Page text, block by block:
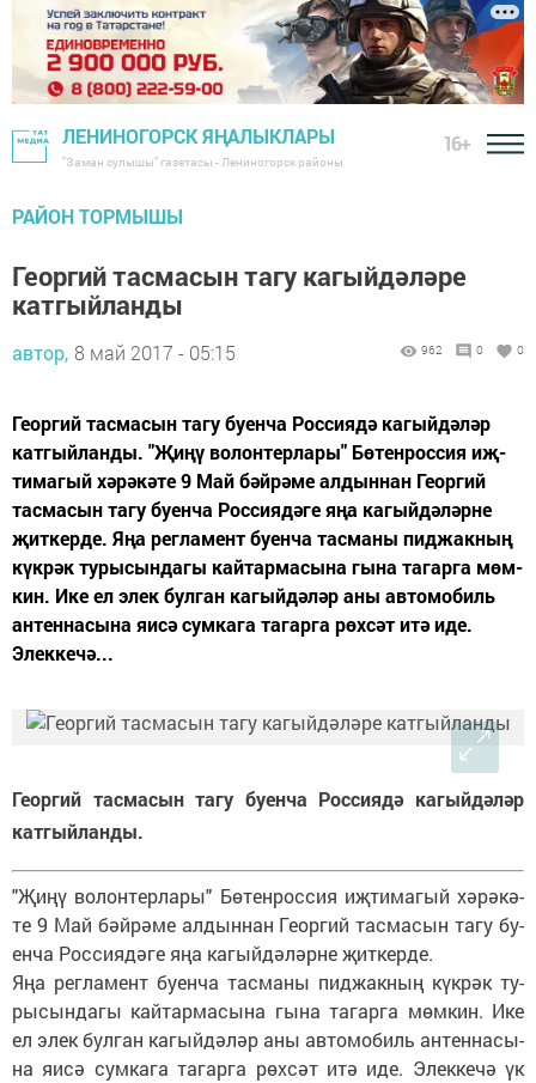
ЛЕНИНОГОРСК ЯҢАЛЫКЛАРЫ
"Заман сулышы" газетасы - Лениногорск районы
16+
РАЙОН ТОРМЫШЫ
Георгий тасмасын тагу кагыйдәләре
катгыйланды
автор, 8 май 2017 - 05:15 962 0 0
Георгий тасмасын тагу буенча Россиядә кагыйдәләр
катгыйланды. "­Җи­ңү во­лон­тер­ла­ры" Бө­тен­рос­сия иҗ­
ти­ма­гый хә­рә­кә­те 9 Май бәй­рә­ме ал­дын­нан Ге­ор­гий
тас­ма­сын та­гу бу­ен­ча Рос­си­я­дә­ге яңа ка­гый­дә­ләр­не
җит­кер­де. Яңа рег­ла­мент бу­ен­ча тас­ма­ны пид­жак­ның
күк­рәк ту­ры­сын­да­гы кай­тар­ма­сы­на гы­на та­гар­га мөм­
кин. Ике ел элек бул­ган ка­гый­дә­ләр аны ав­то­мо­биль
ан­тен­на­сы­на яи­сә сум­ка­га та­гар­га рөх­сәт итә иде.
Элек­ке­чә...
Георгий тасмасын тагу буенча Россиядә кагыйдәләр
катгыйланды.
"­Җи­ңү во­лон­тер­ла­ры" Бө­тен­рос­сия иҗ­ти­ма­гый хә­рә­кә­
те 9 Май бәй­рә­ме ал­дын­нан Ге­ор­гий тас­ма­сын та­гу бу­
ен­ча Рос­си­я­дә­ге яңа ка­гый­дә­ләр­не җит­кер­де.
Яңа рег­ла­мент бу­ен­ча тас­ма­ны пид­жак­ның күк­рәк ту­
ры­сын­да­гы кай­тар­ма­сы­на гы­на та­гар­га мөм­кин. Ике
ел элек бул­ган ка­гый­дә­ләр аны ав­то­мо­биль ан­тен­на­сы­
на яи­сә сум­ка­га та­гар­га рөх­сәт итә иде. Элек­ке­чә үк